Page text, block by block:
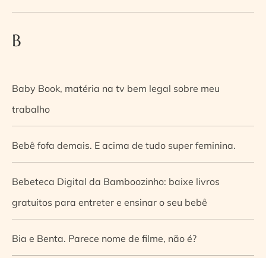
B
Baby Book, matéria na tv bem legal sobre meu
trabalho
Bebê fofa demais. E acima de tudo super feminina.
Bebeteca Digital da Bamboozinho: baixe livros
gratuitos para entreter e ensinar o seu bebê
Bia e Benta. Parece nome de filme, não é?